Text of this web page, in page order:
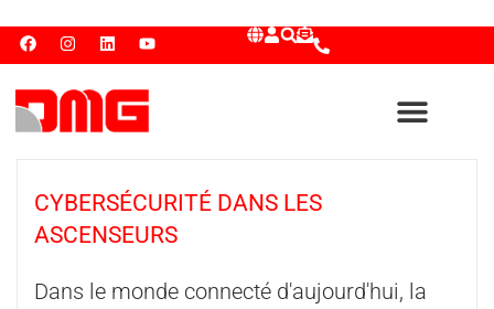
CYBERSÉCURITÉ DANS LES
ASCENSEURS
Dans le monde connecté d'aujourd'hui, la